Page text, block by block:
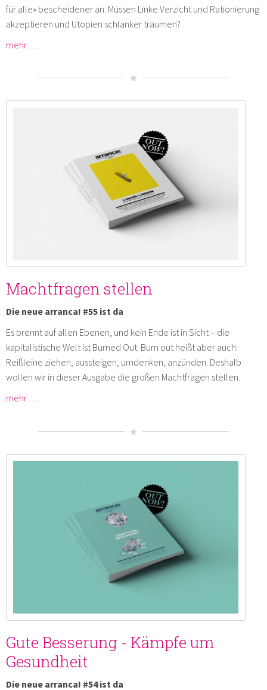
für alle» bescheidener an. Müssen Linke Verzicht und Rationierung
akzeptieren und Utopien schlanker träumen?
mehr …
Machtfragen stellen
Die neue arranca! #55 ist da
Es brennt auf allen Ebenen, und kein Ende ist in Sicht – die
kapitalistische Welt ist Burned Out. Burn out heißt aber auch:
Reißleine ziehen, aussteigen, umdenken, anzünden. Deshalb
wollen wir in dieser Ausgabe die großen Machtfragen stellen.
mehr …
Gute Besserung - Kämpfe um
Gesundheit
Die neue arranca! #54 ist da